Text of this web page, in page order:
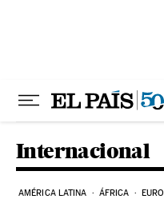
Internacional
AMÉRICA LATINA ÁFRICA